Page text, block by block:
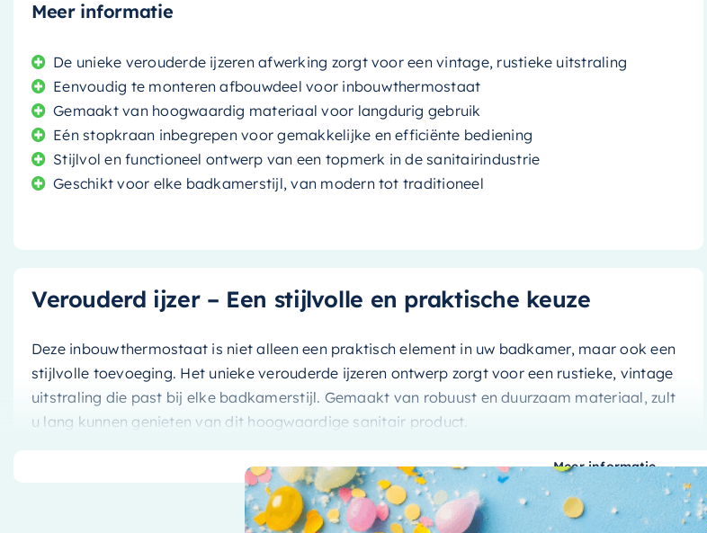
Meer informatie
De unieke verouderde ijzeren afwerking zorgt voor een vintage, rustieke uitstraling
Eenvoudig te monteren afbouwdeel voor inbouwthermostaat
Gemaakt van hoogwaardig materiaal voor langdurig gebruik
Eén stopkraan inbegrepen voor gemakkelijke en efficiënte bediening
Stijlvol en functioneel ontwerp van een topmerk in de sanitairindustrie
Geschikt voor elke badkamerstijl, van modern tot traditioneel
Verouderd ijzer – Een stijlvolle en praktische keuze
Deze inbouwthermostaat is niet alleen een praktisch element in uw badkamer, maar ook een
stijlvolle toevoeging. Het unieke verouderde ijzeren ontwerp zorgt voor een rustieke, vintage
uitstraling die past bij elke badkamerstijl. Gemaakt van robuust en duurzaam materiaal, zult
u lang kunnen genieten van dit hoogwaardige sanitair product.
De thermostaat is eenvoudig te bedienen dankzij de bijgeleverde stopkraan. Dit zorgt voor
een gemakkelijke en efficiënte bediening, zodat u in een handomdraai de perfecte
watertemperatuur kunt instellen.
Meer informatie